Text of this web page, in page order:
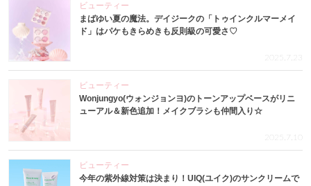
ビューティー
まばゆい夏の魔法。デイジークの「トゥインクルマーメイ
ド」はパケもきらめきも反則級の可愛さ♡
2025.7.23
ビューティー
Wonjungyo(ウォンジョンヨ)のトーンアップベースがリニ
ューアル＆新色追加！メイクブラシも仲間入り☆
2025.7.10
ビューティー
今年の紫外線対策は決まり！UIQ(ユイク)のサンクリームで